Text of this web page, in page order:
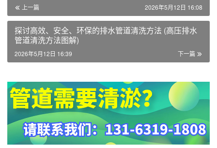
上一篇 2026年5月12日 16:08
探讨高效、安全、环保的排水管道清洗方法 (高压排水
管道清洗方法图解)
下一篇
2026年5月12日 16:39